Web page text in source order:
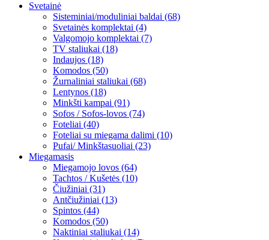
Svetainė
Sisteminiai/moduliniai baldai (68)
Svetainės komplektai (4)
Valgomojo komplektai (7)
TV staliukai (18)
Indaujos (18)
Komodos (50)
Žurnaliniai staliukai (68)
Lentynos (18)
Minkšti kampai (91)
Sofos / Sofos-lovos (74)
Foteliai (40)
Foteliai su miegama dalimi (10)
Pufai/ Minkštasuoliai (23)
Miegamasis
Miegamojo lovos (64)
Tachtos / Kušetės (10)
Čiužiniai (31)
Antčiužiniai (13)
Spintos (44)
Komodos (50)
Naktiniai staliukai (14)